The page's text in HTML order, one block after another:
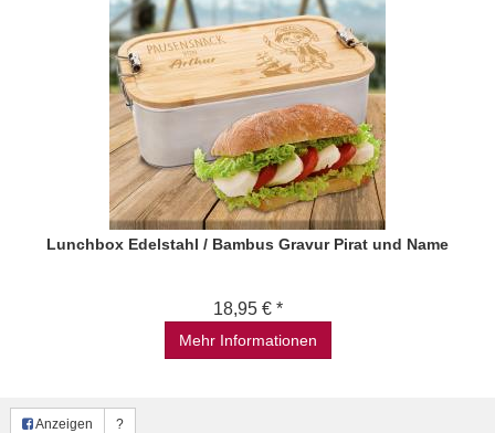
Lunchbox Edelstahl / Bambus Gravur Pirat und Name
18,95 € *
Mehr Informationen
Anzeigen ?